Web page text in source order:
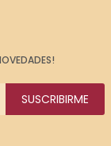
SUSCRIBIRME